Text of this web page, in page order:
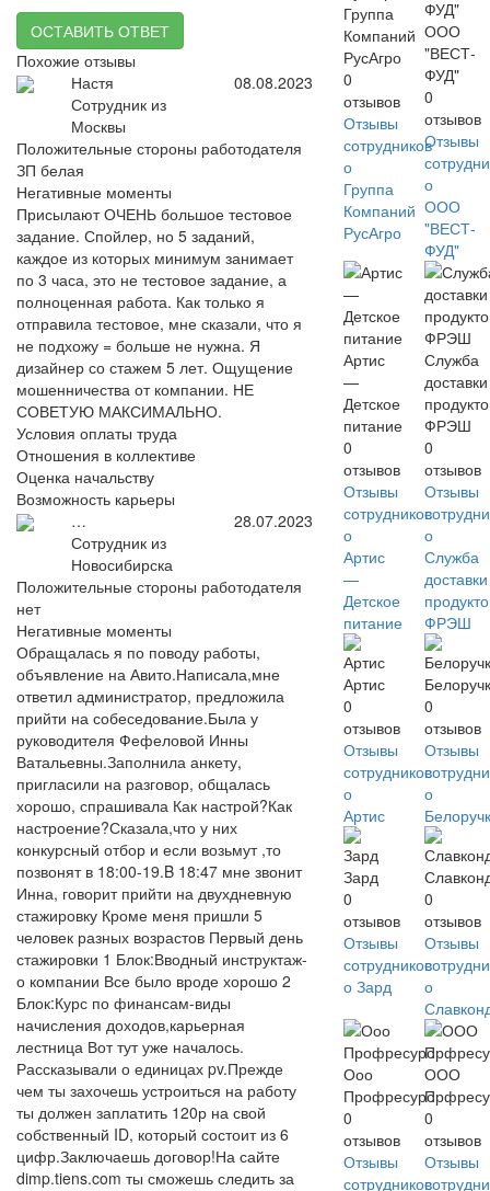
ОСТАВИТЬ ОТВЕТ
Похожие отзывы
Настя
Сотрудник из
Москвы
08.08.2023
Положительные стороны работодателя
ЗП белая
Негативные моменты
Присылают ОЧЕНЬ большое тестовое
задание. Спойлер, но 5 заданий,
каждое из которых минимум занимает
по 3 часа, это не тестовое задание, а
полноценная работа. Как только я
отправила тестовое, мне сказали, что я
не подхожу = больше не нужна. Я
дизайнер со стажем 5 лет. Ощущение
мошенничества от компании. НЕ
СОВЕТУЮ МАКСИМАЛЬНО.
Условия оплаты труда
Отношения в коллективе
Оценка начальству
Возможность карьеры
…
Сотрудник из
Новосибирска
28.07.2023
Положительные стороны работодателя
нет
Негативные моменты
Обращалась я по поводу работы,
объявление на Авито.Написала,мне
ответил администратор, предложила
прийти на собеседование.Была у
руководителя Фефеловой Инны
Ватальевны.Заполнила анкету,
пригласили на разговор, общалась
хорошо, спрашивала Как настрой?Как
настроение?Сказала,что у них
конкурсный отбор и если возьмут ,то
позвонят в 18:00-19.B 18:47 мне звонит
Инна, говорит прийти на двухдневную
стажировку Кроме меня пришли 5
человек разных возрастов Первый день
стажировки 1 Блок:Вводный инструктаж-
о компании Все было вроде хорошо 2
Блок:Курс по финансам-виды
начисления доходов,карьерная
лестница Вот тут уже началось.
Рассказывали о единицах pv.Прежде
чем ты захочешь устроиться на работу
ты должен заплатить 120р на свой
собственный ID, который состоит из 6
цифр.Заключаешь договор!На сайте
dimp.tiens.com ты сможешь следить за
Группа
Компаний
РусАгро
0
отзывов
Отзывы
сотрудников
о
Группа
Компаний
РусАгро
ООО
"ВЕСТ-
ФУД"
0
отзывов
Отзывы
о
ООО
"ВЕСТ-
ФУД"
Артис
—
Детское
питание
0
отзывов
Отзывы
сотрудников
о
Артис
—
Детское
питание
Служба
доставки
ФРЭШ
0
отзывов
Отзывы
о
Служба
доставки
ФРЭШ
Артис
0
отзывов
Отзывы
сотрудников
о
Артис
0
отзывов
Отзывы
о
Зард
0
отзывов
Отзывы
сотрудников
о Зард
0
отзывов
Отзывы
о
Ооо
Профресурс
0
отзывов
Отзывы
сотрудников
ООО
0
отзывов
Отзывы